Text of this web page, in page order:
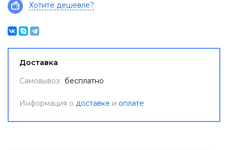
Хотите дешевле?
Доставка
Самовывоз: бесплатно
Информация о доставке и оплате